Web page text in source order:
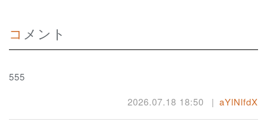
コメント
555
2026.07.18 18:50
aYlNlfdX